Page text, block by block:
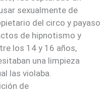
sexualmente de
del circo y payaso
de hipnotismo y
los 14 y 16 años,
una limpieza
las violaba.
de